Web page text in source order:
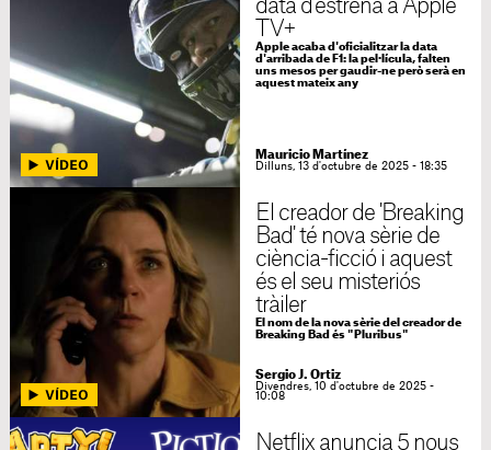
data d'estrena a Apple
TV+
Apple acaba d'oficialitzar la data
d'arribada de F1: la pel·lícula, falten
uns mesos per gaudir-ne però serà en
aquest mateix any
Mauricio Martínez
Dilluns, 13 d'octubre de 2025 - 18:35
El creador de 'Breaking
Bad' té nova sèrie de
ciència-ficció i aquest
és el seu misteriós
tràiler
El nom de la nova sèrie del creador de
Breaking Bad és "Pluribus"
Sergio J. Ortiz
Divendres, 10 d'octubre de 2025 -
10:08
Netflix anuncia 5 nous